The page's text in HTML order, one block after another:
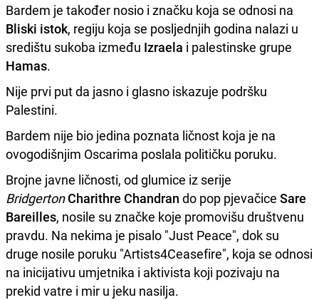
Bardem je također nosio i značku koja se odnosi na
Bliski istok, regiju koja se posljednjih godina nalazi u
središtu sukoba između Izraela i palestinske grupe
Hamas.
Nije prvi put da jasno i glasno iskazuje podršku
Palestini.
Bardem nije bio jedina poznata ličnost koja je na
ovogodišnjim Oscarima poslala političku poruku.
Brojne javne ličnosti, od glumice iz serije
BridgertonCharithre Chandran do pop pjevačice Sare
Bareilles, nosile su značke koje promovišu društvenu
pravdu. Na nekima je pisalo "Just Peace", dok su
druge nosile poruku "Artists4Ceasefire", koja se odnosi
na inicijativu umjetnika i aktivista koji pozivaju na
prekid vatre i mir u jeku nasilja.